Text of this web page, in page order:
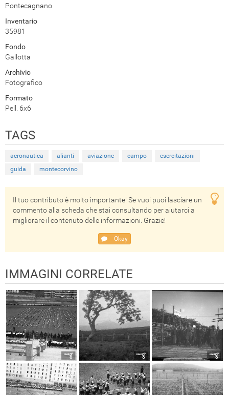
Pontecagnano
Inventario
35981
Fondo
Gallotta
Archivio
Fotografico
Formato
Pell. 6x6
TAGS
aeronautica alianti aviazione campo
esercitazioni
guida
montecorvino
Il tuo contributo è molto importante! Se vuoi puoi lasciare un
commento alla scheda che stai consultando per aiutarci a
migliorare il contenuto delle informazioni. Grazie!
Okay
IMMAGINI CORRELATE